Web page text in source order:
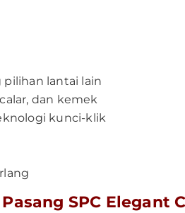
lantai lain
dan kemek
kunci-klik
SPC Elegant